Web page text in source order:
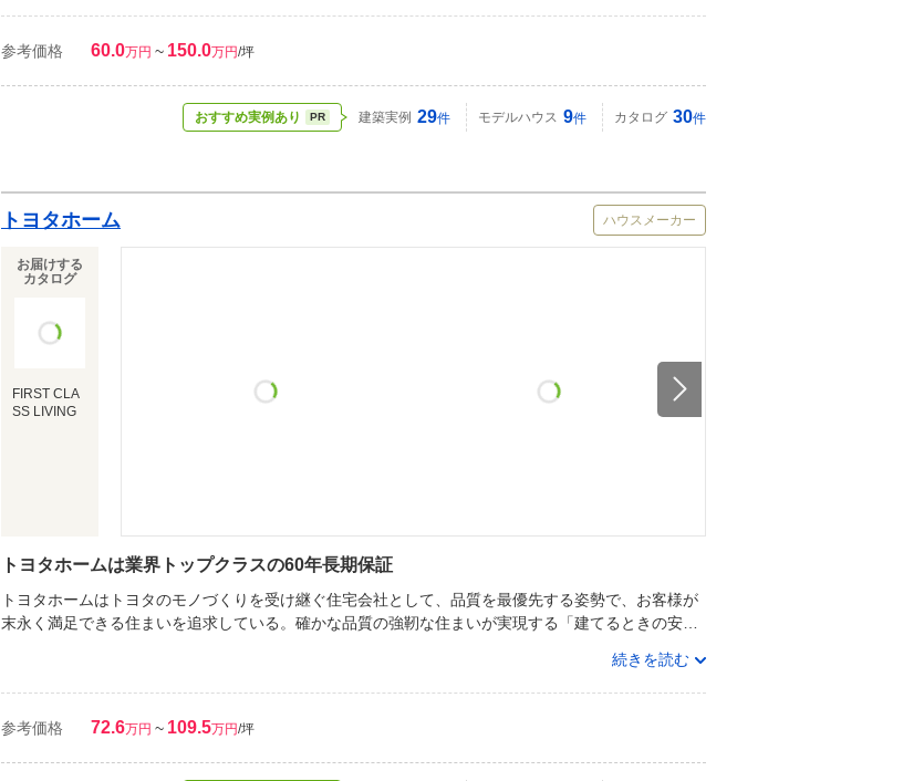
参考価格 60.0万円 ~ 150.0万円/坪
おすすめ実例あり PR 建築実例 29件 モデルハウス 9件 カタログ 30件
トヨタホーム ハウスメーカー
お届けする
カタログ
FIRST CLA
SS LIVING
トヨタホームは業界トップクラスの60年長期保証
トヨタホームはトヨタのモノづくりを受け継ぐ住宅会社として、品質を最優先する姿勢で、お客様が
末永く満足できる住まいを追求している。確かな品質の強靭な住まいが実現する「建てるときの安…
続きを読む
参考価格 72.6万円 ~ 109.5万円/坪